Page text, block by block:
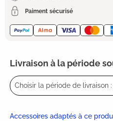
Paiment sécurisé
Livraison à la période
Choisir la période de livraison :
Accessoires adaptés à ce